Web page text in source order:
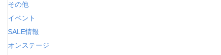
その他
イベント
SALE情報
オンステージ